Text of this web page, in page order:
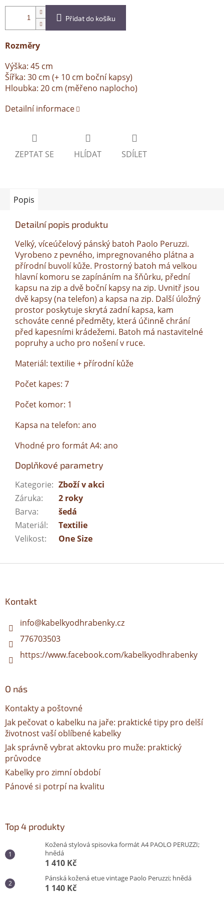
Přidat do košíku
Rozměry
Výška: 45 cm
Šířka: 30 cm (+ 10 cm boční kapsy)
Hloubka: 20 cm (měřeno naplocho)
Detailní informace
ZEPTAT SE HLÍDAT SDÍLET
Popis
Detailní popis produktu
Velký, víceúčelový pánský batoh Paolo Peruzzi.
Vyrobeno z pevného, ​​impregnovaného plátna a
přírodní buvolí kůže. Prostorný batoh má velkou
hlavní komoru se zapínáním na šňůrku, přední
kapsu na zip a dvě boční kapsy na zip. Uvnitř jsou
dvě kapsy (na telefon) a kapsa na zip. Další úložný
prostor poskytuje skrytá zadní kapsa, kam
schováte cenné předměty, která účinně chrání
před kapesními krádežemi. Batoh má nastavitelné
popruhy a ucho pro nošení v ruce.
Materiál: textilie + přírodní kůže
Počet kapes: 7
Počet komor: 1
Kapsa na telefon: ano
Vhodné pro formát A4: ano
Doplňkové parametry
Kategorie: Zboží v akci
Záruka:
2 roky
Barva:
šedá
Materiál:
Textilie
Velikost: One Size
Kontakt
info@kabelkyodhrabenky.cz
776703503
https://www.facebook.com/kabelkyodhrabenky
O nás
Kontakty a poštovné
Jak pečovat o kabelku na jaře: praktické tipy pro delší
životnost vaší oblíbené kabelky
Jak správně vybrat aktovku pro muže: praktický
průvodce
Kabelky pro zimní období
Pánové si potrpí na kvalitu
Top 4 produkty
Kožená stylová spisovka formát A4 PAOLO PERUZZI;
hnědá
1 410 Kč
Pánská kožená etue vintage Paolo Peruzzi; hnědá
1 140 Kč